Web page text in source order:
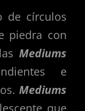
de círculos
piedra con
Mediums
e
Mediums